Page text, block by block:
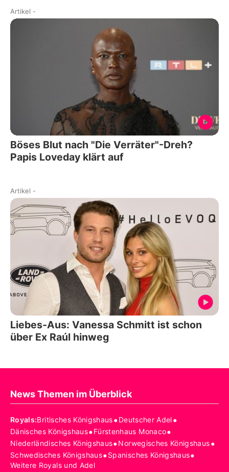
Artikel -
Böses Blut nach "Die Verräter"-Dreh?
Papis Loveday klärt auf
Artikel -
Liebes-Aus: Vanessa Schmitt ist schon
über Ex Raúl hinweg
News Themen im Überblick
Royals:Britisches Königshaus•Deutscher Adel•
Dänisches Königshaus•Fürstenhaus Monaco•
Niederländisches Königshaus•Norwegisches Königshaus•
Schwedisches Königshaus•Spanisches Königshaus•
Weitere Royals und Adel